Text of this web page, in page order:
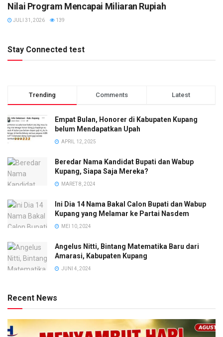
Nilai Program Mencapai Miliaran Rupiah
JULI 31, 2026 139
Stay Connected test
Trending Comments Latest
Empat Bulan, Honorer di Kabupaten Kupang
belum Mendapatkan Upah
APRIL 12, 2025
Beredar Nama Kandidat Bupati dan Wabup
Kupang, Siapa Saja Mereka?
MARET 8, 2024
Ini Dia 14 Nama Bakal Calon Bupati dan Wabup
Kupang yang Melamar ke Partai Nasdem
MEI 10, 2024
Angelus Nitti, Bintang Matematika Baru dari
Amarasi, Kabupaten Kupang
JUNI 4, 2024
Recent News